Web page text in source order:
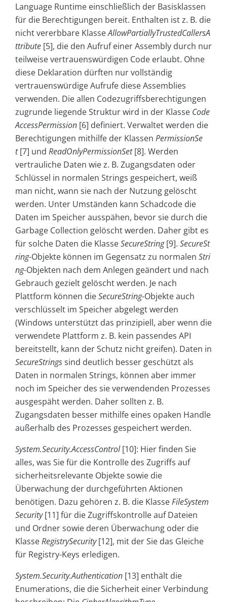
Language Runtime einschließlich der Basisklassen
für die Berechtigungen bereit. Enthalten ist z. B. die
nicht vererbbare KlasseAllowPartiallyTrustedCallersA
ttribute [5], die den Aufruf einer Assembly durch nur
teilweise vertrauenswürdigen Code erlaubt. Ohne
diese Deklaration dürften nur vollständig
vertrauenswürdige Aufrufe diese Assemblies
verwenden. Die allen Codezugriffsberechtigungen
zugrunde liegende Struktur wird in der Klasse Code
AccessPermission [6] definiert. Verwaltet werden die
Berechtigungen mithilfe der Klassen PermissionSe
t[7] und ReadOnlyPermissionSet[8]. Werden
vertrauliche Daten wie z. B. Zugangsdaten oder
Schlüssel in normalen Strings gespeichert, weiß
man nicht, wann sie nach der Nutzung gelöscht
werden. Unter Umständen kann Schadcode die
Daten im Speicher ausspähen, bevor sie durch die
Garbage Collection gelöscht werden. Daher gibt es
für solche Daten die KlasseSecureString[9]. SecureSt
ring-Objekte können im Gegensatz zu normalen Stri
ng-Objekten nach dem Anlegen geändert und nach
Gebrauch gezielt gelöscht werden. Je nach
Plattform können dieSecureString-Objekte auch
verschlüsselt im Speicher abgelegt werden
(Windows unterstützt das prinzipiell, aber wenn die
verwendete Plattform z. B. kein passendes API
bereitstellt, kann der Schutz nicht greifen). Daten in
SecureStringssind deutlich besser geschützt als
Daten in normalen Strings, können aber immer
noch im Speicher des sie verwendenden Prozesses
ausgespäht werden. Daher sollten z. B.
Zugangsdaten besser mithilfe eines opaken Handle
außerhalb des Prozesses gespeichert werden.
System.Security.AccessControl[10]: Hier finden Sie
alles, was Sie für die Kontrolle des Zugriffs auf
sicherheitsrelevante Objekte sowie die
Überwachung der durchgeführten Aktionen
benötigen. Dazu gehören z. B. die KlasseFileSystem
Security[11] für die Zugriffskontrolle auf Dateien
und Ordner sowie deren Überwachung oder die
KlasseRegistrySecurity[12], mit der Sie das Gleiche
für Registry-Keys erledigen.
System.Security.Authentication [13] enthält die
Enumerations, die die Sicherheit einer Verbindung